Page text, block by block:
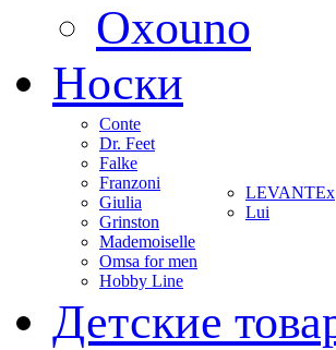
Oxouno
Носки
Conte
Dr. Feet
Falke
Franzoni
Giulia
Grinston
Mademoiselle
Omsa for men
Hobby Line
LEVANTEx
Lui
Детские